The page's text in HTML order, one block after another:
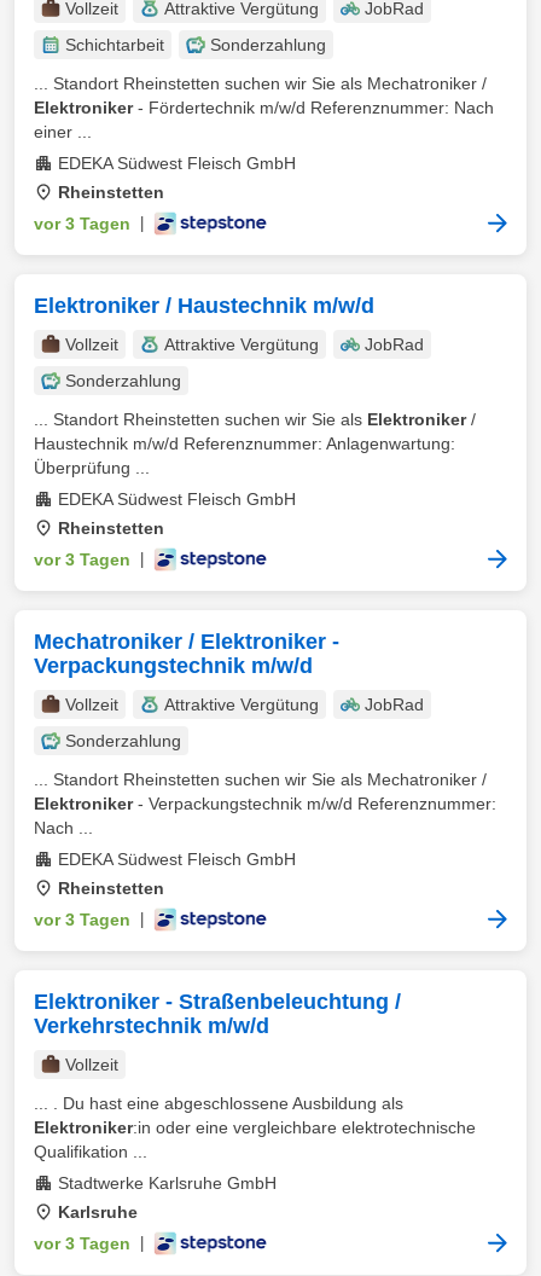
Vollzeit Attraktive Vergütung
JobRad
Schichtarbeit
Sonderzahlung
... Standort Rheinstetten suchen wir Sie als Mechatroniker /
Elektroniker- Fördertechnik m/w/d Referenznummer: Nach
einer ...
EDEKA Südwest Fleisch GmbH
Rheinstetten
vor 3 Tagen
Elektroniker / Haustechnik m/w/d
Vollzeit Attraktive Vergütung
JobRad
Sonderzahlung
... Standort Rheinstetten suchen wir Sie als Elektroniker/
Haustechnik m/w/d Referenznummer: Anlagenwartung:
Überprüfung ...
EDEKA Südwest Fleisch GmbH
Rheinstetten
vor 3 Tagen
Mechatroniker / Elektroniker -
Verpackungstechnik m/w/d
Vollzeit Attraktive Vergütung
JobRad
Sonderzahlung
... Standort Rheinstetten suchen wir Sie als Mechatroniker /
Elektroniker- Verpackungstechnik m/w/d Referenznummer:
Nach ...
EDEKA Südwest Fleisch GmbH
Rheinstetten
vor 3 Tagen
Elektroniker - Straßenbeleuchtung /
Verkehrstechnik m/w/d
Vollzeit
... . Du hast eine abgeschlossene Ausbildung als
Elektroniker:in oder eine vergleichbare elektrotechnische
Qualifikation ...
Stadtwerke Karlsruhe GmbH
Karlsruhe
vor 3 Tagen